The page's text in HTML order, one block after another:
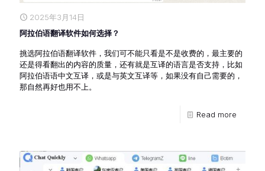
2025年3月14日
阿拉伯语翻译软件如何选择？
挑选阿拉伯语翻译软件，我们可不能只看是不是收费的，最主要的
还是得看翻出的内容的质量，还有就是互译的语言是否支持，比如
阿拉伯语语中文互译，或是与英文互译等，如果没有自己需要的，
那自然再好也用不上。
Read more